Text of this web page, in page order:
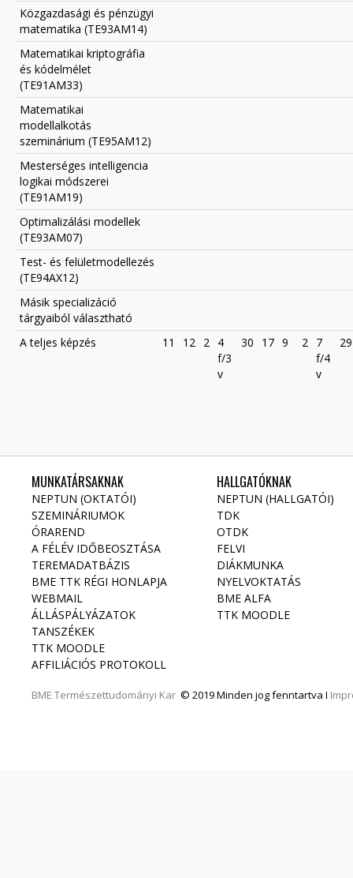
Közgazdasági és pénzügyi
matematika (TE93AM14)
Matematikai kriptográfia
és kódelmélet
(TE91AM33)
Matematikai
modellalkotás
szeminárium (TE95AM12)
Mesterséges intelligencia
logikai módszerei
(TE91AM19)
Optimalizálási modellek
(TE93AM07)
Test- és felületmodellezés
(TE94AX12)
Másik specializáció
tárgyaiból választható
A teljes képzés
11 12 2 4
f/3
v
30 17 9 2 7
f/4
v
29
MUNKATÁRSAKNAK
NEPTUN (OKTATÓI)
SZEMINÁRIUMOK
ÓRAREND
A FÉLÉV IDŐBEOSZTÁSA
TEREMADATBÁZIS
BME TTK RÉGI HONLAPJA
WEBMAIL
ÁLLÁSPÁLYÁZATOK
TANSZÉKEK
TTK MOODLE
AFFILIÁCIÓS PROTOKOLL
BME Természettudományi Kar © 2019 Minden jog fenntartva I
HALLGATÓKNAK
NEPTUN (HALLGATÓI)
TDK
OTDK
FELVI
DIÁKMUNKA
NYELVOKTATÁS
BME ALFA
TTK MOODLE